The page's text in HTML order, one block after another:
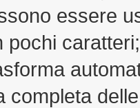
essere
pochi
completa